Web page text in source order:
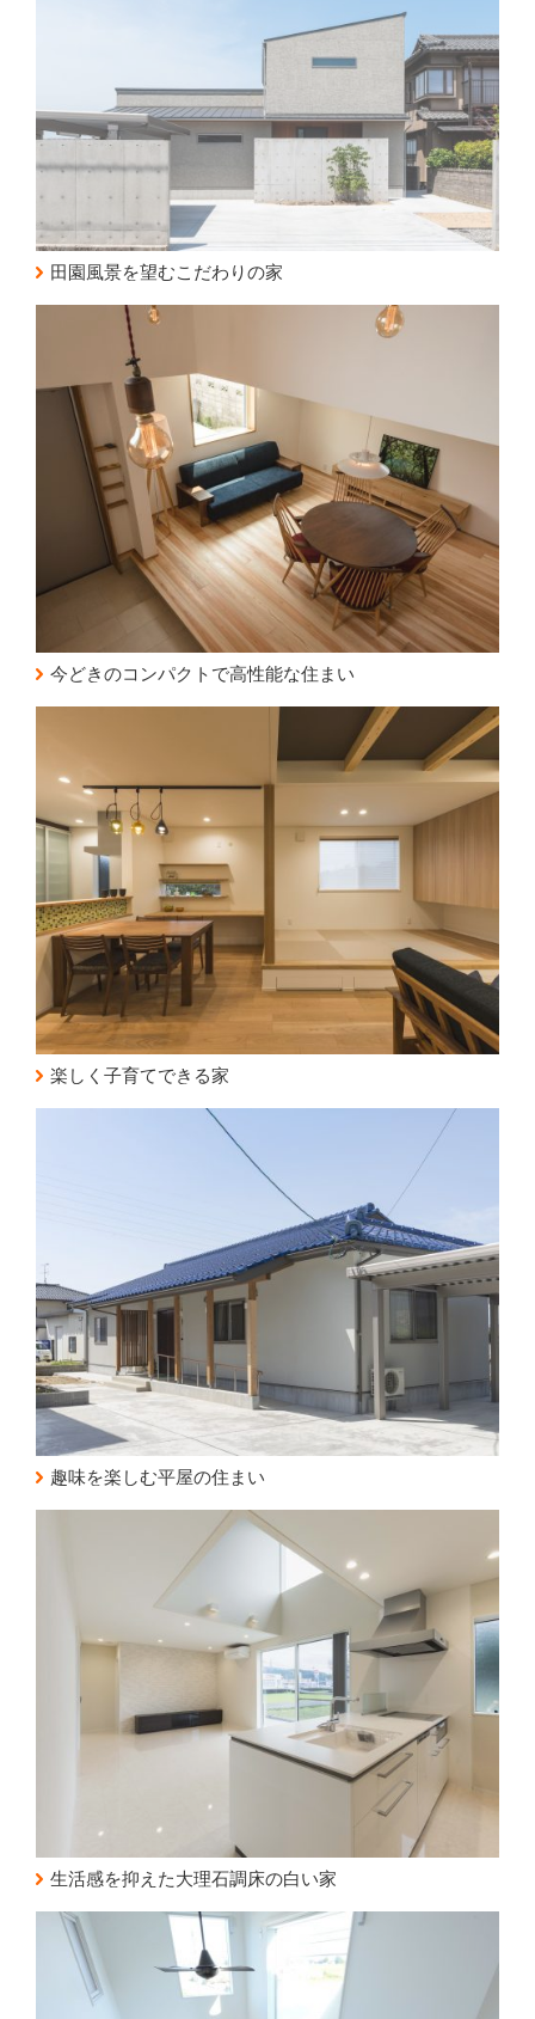
田園風景を望むこだわりの家
今どきのコンパクトで高性能な住まい
楽しく子育てできる家
趣味を楽しむ平屋の住まい
生活感を抑えた大理石調床の白い家